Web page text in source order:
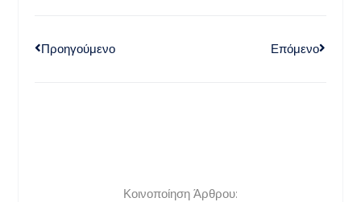
Προηγούμενο Επόμενο
Κοινοποίηση Άρθρου: